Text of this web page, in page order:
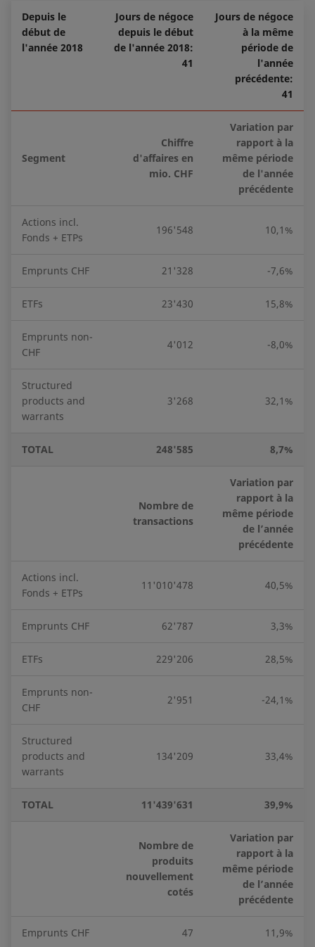
Depuis le
début de
l'année 2018
Jours de négoce
depuis le début
de l'année 2018:
41
Jours de négoce
à la même
période de
l'année
précédente:
41
Segment
Chiffre
d'affaires en
mio. CHF
Variation par
rapport à la
même période
de l'année
précédente
Actions incl.
Fonds + ETPs
196'548 10,1%
Emprunts CHF 21'328 -7,6%
ETFs 23'430 15,8%
Emprunts non-
CHF
4'012 -8,0%
Structured
products and
warrants
3'268 32,1%
TOTAL 248'585 8,7%
Nombre de
transactions
Variation par
rapport à la
même période
de l’année
précédente
Actions incl.
Fonds + ETPs
11'010'478 40,5%
Emprunts CHF 62'787 3,3%
ETFs 229'206 28,5%
Emprunts non-
CHF
2'951 -24,1%
Structured
products and
warrants
134'209 33,4%
TOTAL 11'439'631 39,9%
Nombre de
produits
nouvellement
cotés
Variation par
rapport à la
même période
de l’année
précédente
Emprunts CHF 47 11,9%